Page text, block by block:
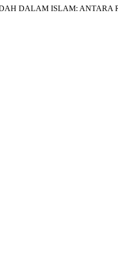
DALAM ISLAM: ANTARA